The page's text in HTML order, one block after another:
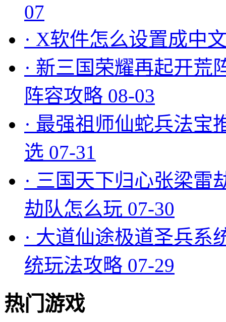
07
· X软件怎么设置成中
· 新三国荣耀再起开荒
阵容攻略 08-03
· 最强祖师仙蛇兵法宝
选 07-31
· 三国天下归心张梁雷
劫队怎么玩 07-30
· 大道仙途极道圣兵系
统玩法攻略 07-29
热门游戏